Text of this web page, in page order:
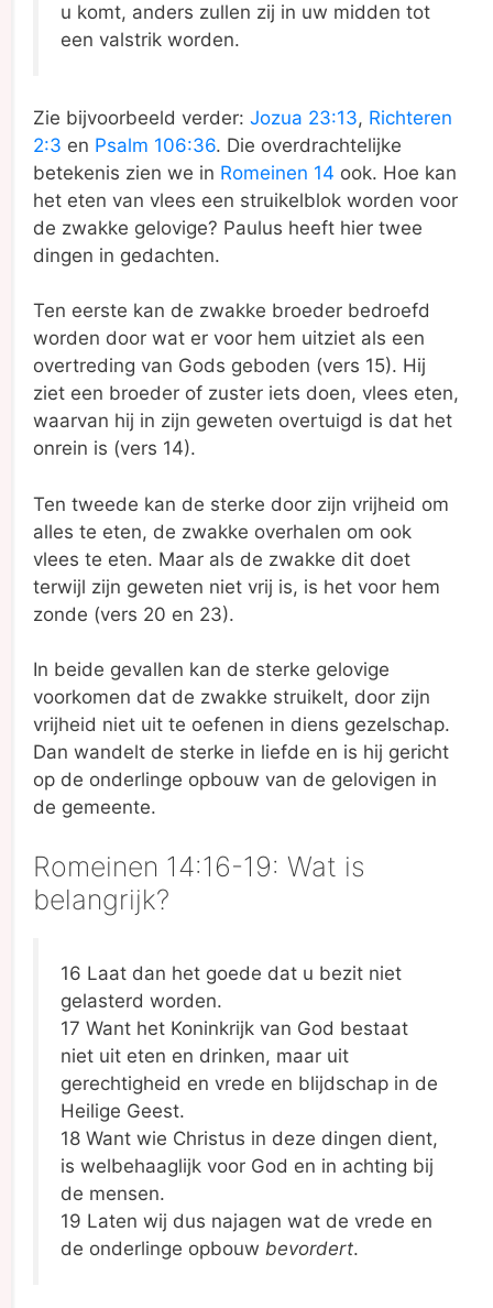
u komt, anders zullen zij in uw midden tot
een valstrik worden.
Zie bijvoorbeeld verder: Jozua 23:13, Richteren
2:3 en Psalm 106:36. Die overdrachtelijke
betekenis zien we in Romeinen 14 ook. Hoe kan
het eten van vlees een struikelblok worden voor
de zwakke gelovige? Paulus heeft hier twee
dingen in gedachten.
Ten eerste kan de zwakke broeder bedroefd
worden door wat er voor hem uitziet als een
overtreding van Gods geboden (vers 15). Hij
ziet een broeder of zuster iets doen, vlees eten,
waarvan hij in zijn geweten overtuigd is dat het
onrein is (vers 14).
Ten tweede kan de sterke door zijn vrijheid om
alles te eten, de zwakke overhalen om ook
vlees te eten. Maar als de zwakke dit doet
terwijl zijn geweten niet vrij is, is het voor hem
zonde (vers 20 en 23).
In beide gevallen kan de sterke gelovige
voorkomen dat de zwakke struikelt, door zijn
vrijheid niet uit te oefenen in diens gezelschap.
Dan wandelt de sterke in liefde en is hij gericht
op de onderlinge opbouw van de gelovigen in
de gemeente.
Romeinen 14:16-19: Wat is
belangrijk?
16 Laat dan het goede dat u bezit niet
gelasterd worden.
17 Want het Koninkrijk van God bestaat
niet uit eten en drinken, maar uit
gerechtigheid en vrede en blijdschap in de
Heilige Geest.
18 Want wie Christus in deze dingen dient,
is welbehaaglijk voor God en in achting bij
de mensen.
19 Laten wij dus najagen wat de vrede en
de onderlinge opbouw bevordert.